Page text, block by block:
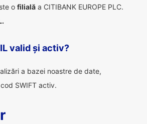
o filială a CITIBANK EUROPE PLC.
valid și activ?
a bazei noastre de date,
SWIFT activ.